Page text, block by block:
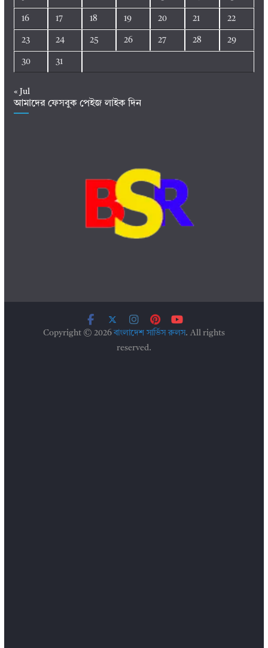
16 17 18 19 20 21 22
23 24 25 26 27 28 29
30 31
« Jul
আমাদের ফেসবুক পেইজ লাইক দিন
Copyright © 2026বাংলাদেশ সার্ভিস রুলস. All rights
reserved.